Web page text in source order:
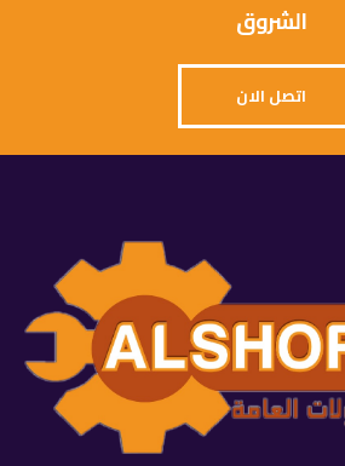
الشروق
اتصل الان